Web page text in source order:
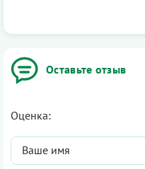
Оставьте отзыв
Оценка: